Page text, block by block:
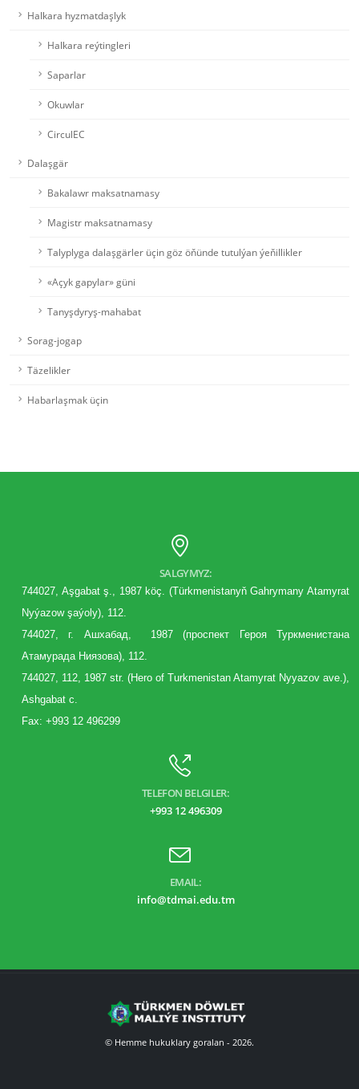
Halkara hyzmatdaşlyk
Halkara reýtingleri
Saparlar
Okuwlar
CirculEC
Dalaşgär
Bakalawr maksatnamasy
Magistr maksatnamasy
Talyplyga dalaşgärler üçin göz öňünde tutulýan ýeňillikler
«Açyk gapylar» güni
Tanyşdyryş-mahabat
Sorag-jogap
Täzelikler
Habarlaşmak üçin
SALGYMYZ:
744027, Aşgabat ş., 1987 köç. (Türkmenistanyň Gahrymany Atamyrat
Nyýazow şaýoly), 112.
744027, г. Aшхабад, 1987 (проспект
Героя Туркменистана
Атамурада Ниязова), 112.
744027, 112, 1987 str. (Hero of Turkmenistan Atamyrat Nyyazov ave.),
Ashgabat c.
Fax: +993 12 496299
TELEFON BELGILER:
+993 12 496309
EMAIL:
info@tdmai.edu.tm
© Hemme hukuklary goralan - 2026.